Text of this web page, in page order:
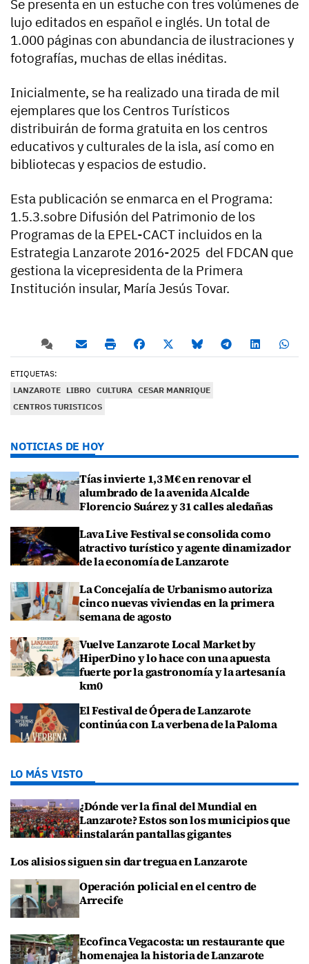
Se presenta en un estuche con tres volúmenes de
lujo editados en español e inglés. Un total de
1.000 páginas con abundancia de ilustraciones y
fotografías, muchas de ellas inéditas.
Inicialmente, se ha realizado una tirada de mil
ejemplares que los Centros Turísticos
distribuirán de forma gratuita en los centros
educativos y culturales de la isla, así como en
bibliotecas y espacios de estudio.
Esta publicación se enmarca en el Programa:
1.5.3.sobre Difusión del Patrimonio de los
Programas de la EPEL-CACT incluidos en la
Estrategia Lanzarote 2016-2025 del FDCAN que
gestiona la vicepresidenta de la Primera
Institución insular, María Jesús Tovar.
ETIQUETAS:
LANZAROTE LIBRO CULTURA CESAR MANRIQUE
CENTROS TURISTICOS
NOTICIAS DE HOY
Tías invierte 1,3 M€ en renovar el
alumbrado de la avenida Alcalde
Florencio Suárez y 31 calles aledañas
Lava Live Festival se consolida como
atractivo turístico y agente dinamizador
de la economía de Lanzarote
La Concejalía de Urbanismo autoriza
cinco nuevas viviendas en la primera
semana de agosto
Vuelve Lanzarote Local Market by
HiperDino y lo hace con una apuesta
fuerte por la gastronomía y la artesanía
km0
El Festival de Ópera de Lanzarote
continúa con La verbena de la Paloma
LO MÁS VISTO
¿Dónde ver la final del Mundial en
Lanzarote? Estos son los municipios que
instalarán pantallas gigantes
Los alisios siguen sin dar tregua en Lanzarote
Operación policial en el centro de
Arrecife
Ecofinca Vegacosta: un restaurante que
homenajea la historia de Lanzarote